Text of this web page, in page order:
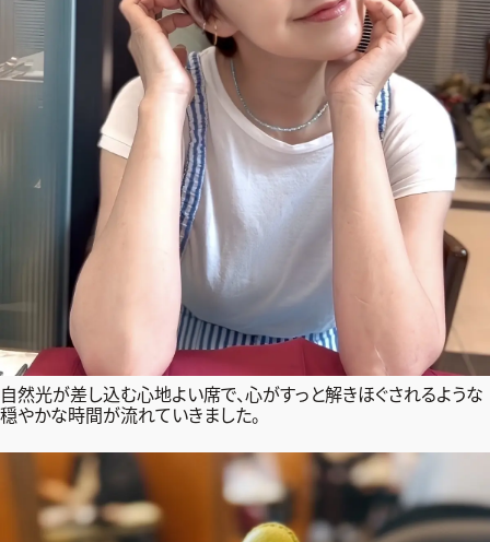
自然光が差し込む心地よい席で、心がすっと解きほぐされるような
穏やかな時間が流れていきました。